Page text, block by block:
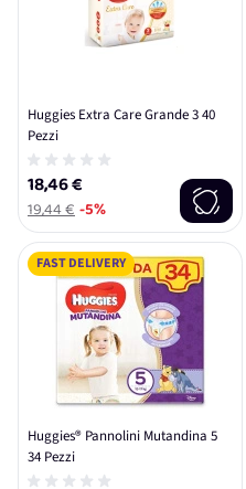
Huggies Extra Care Grande 3 40
Pezzi
18,46 €
19,44 €-5%
FAST DELIVERY
Huggies® Pannolini Mutandina 5
34 Pezzi